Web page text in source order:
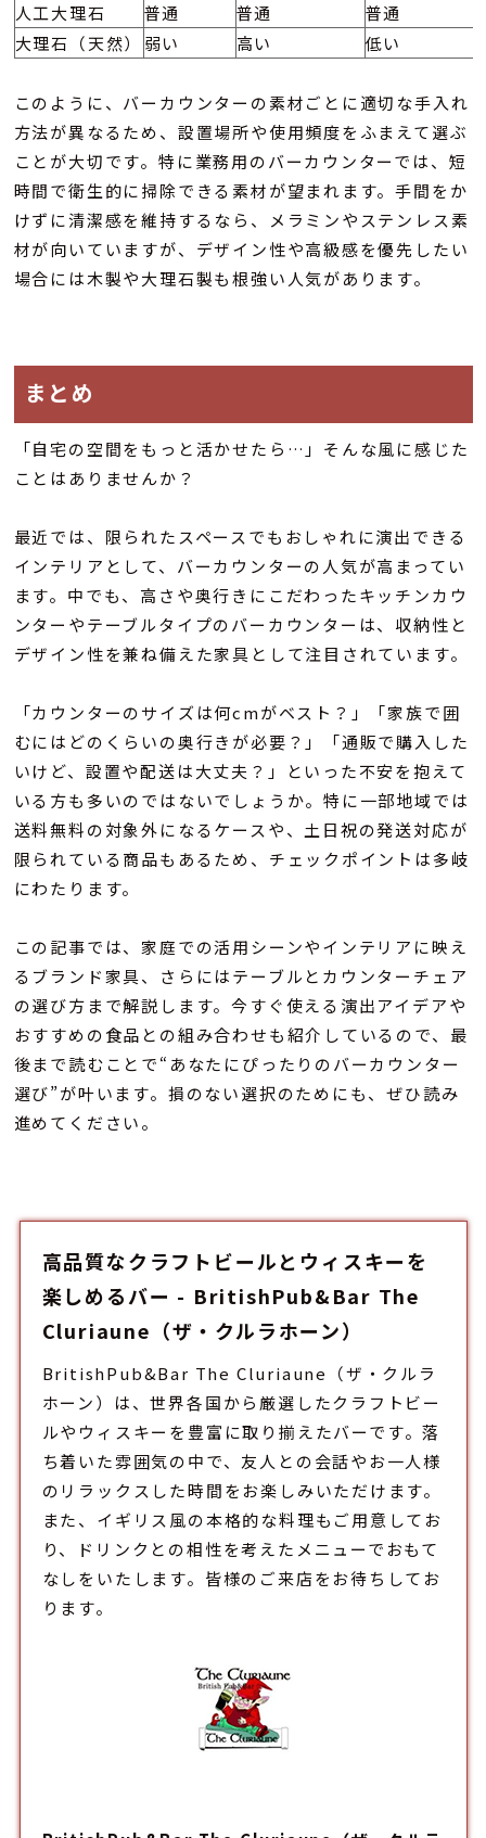
人工大理石
普通 普通
普通
大理石（天然）
弱い 高い 低い
このように、バーカウンターの素材ごとに適切な手入れ
方法が異なるため、設置場所や使用頻度をふまえて選ぶ
ことが大切です。特に業務用のバーカウンターでは、短
時間で衛生的に掃除できる素材が望まれます。手間をか
けずに清潔感を維持するなら、メラミンやステンレス素
材が向いていますが、デザイン性や高級感を優先したい
場合には木製や大理石製も根強い人気があります。
まとめ
「自宅の空間をもっと活かせたら…」そんな風に感じた
ことはありませんか？
最近では、限られたスペースでもおしゃれに演出できる
インテリアとして、バーカウンターの人気が高まってい
ます。中でも、高さや奥行きにこだわったキッチンカウ
ンターやテーブルタイプのバーカウンターは、収納性と
デザイン性を兼ね備えた家具として注目されています。
「カウンターのサイズは何cmがベスト？」「家族で囲
むにはどのくらいの奥行きが必要？」「通販で購入した
いけど、設置や配送は大丈夫？」といった不安を抱えて
いる方も多いのではないでしょうか。特に一部地域では
送料無料の対象外になるケースや、土日祝の発送対応が
限られている商品もあるため、チェックポイントは多岐
にわたります。
この記事では、家庭での活用シーンやインテリアに映え
るブランド家具、さらにはテーブルとカウンターチェア
の選び方まで解説します。今すぐ使える演出アイデアや
おすすめの食品との組み合わせも紹介しているので、最
後まで読むことで“あなたにぴったりのバーカウンター
選び”が叶います。損のない選択のためにも、ぜひ読み
進めてください。
高品質なクラフトビールとウィスキーを
楽しめるバー - BritishPub&Bar The
Cluriaune（ザ・クルラホーン）
BritishPub&Bar The Cluriaune（ザ・クルラ
ホーン）は、世界各国から厳選したクラフトビー
ルやウィスキーを豊富に取り揃えたバーです。落
ち着いた雰囲気の中で、友人との会話やお一人様
のリラックスした時間をお楽しみいただけます。
また、イギリス風の本格的な料理もご用意してお
り、ドリンクとの相性を考えたメニューでおもて
なしをいたします。皆様のご来店をお待ちしてお
ります。